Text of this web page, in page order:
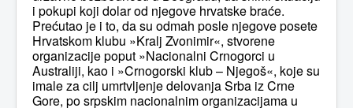
i pokupi koji dolar od njegove hrvatske braće.
Prećutao je i to, da su odmah posle njegove posete
Hrvatskom klubu »Kralj Zvonimir«, stvorene
organizacije poput »Nacionalni Crnogorci u
Australiji, kao i »Crnogorski klub – Njegoš«, koje su
imale za cilj umrtvljenje delovanja Srba iz Crne
Gore, po srpskim nacionalnim organizacijama u